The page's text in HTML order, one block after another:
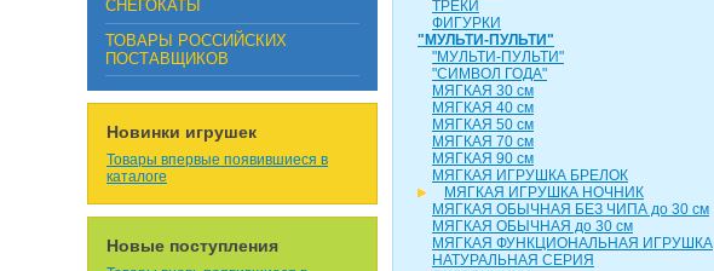
СНЕГОКАТЫ
ТОВАРЫ РОССИЙСКИХ
ПОСТАВЩИКОВ
Новинки игрушек
Товары впервые появившиеся в
каталоге
Новые поступления
ТРЕКИ
ФИГУРКИ
"МУЛЬТИ-ПУЛЬТИ"
"МУЛЬТИ-ПУЛЬТИ"
"СИМВОЛ ГОДА"
МЯГКАЯ 30 см
МЯГКАЯ 40 см
МЯГКАЯ 50 см
МЯГКАЯ 70 см
МЯГКАЯ 90 см
МЯГКАЯ ИГРУШКА БРЕЛОК
МЯГКАЯ ИГРУШКА НОЧНИК
МЯГКАЯ ОБЫЧНАЯ БЕЗ ЧИПА до 30 см
МЯГКАЯ ОБЫЧНАЯ до 30 см
МЯГКАЯ ФУНКЦИОНАЛЬНАЯ ИГРУШКА
НАТУРАЛЬНАЯ СЕРИЯ